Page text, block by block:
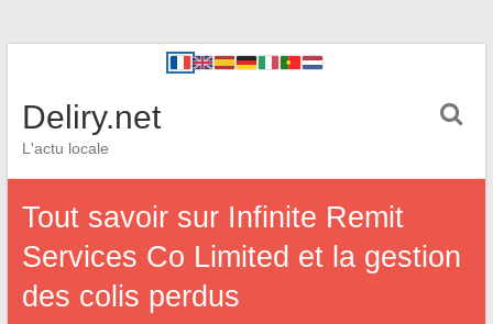
Deliry.net
L'actu locale
Tout savoir sur Infinite Remit
Services Co Limited et la gestion
des colis perdus